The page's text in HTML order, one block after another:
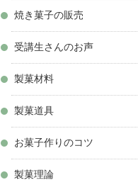
焼き菓子の販売
受講生さんのお声
製菓材料
製菓道具
お菓子作りのコツ
製菓理論